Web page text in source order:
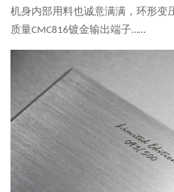
机身内部用料也诚意满满，环形变
质量CMC816镀金输出端子……